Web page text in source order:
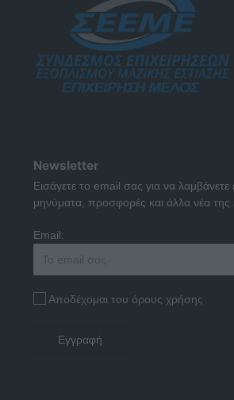
Newsletter
Εισάγετε το email σας για να λαμβάνετε
μηνύματα, προσφορές και άλλα νέα της
Email:
Αποδέχομαι του όρους χρήσης